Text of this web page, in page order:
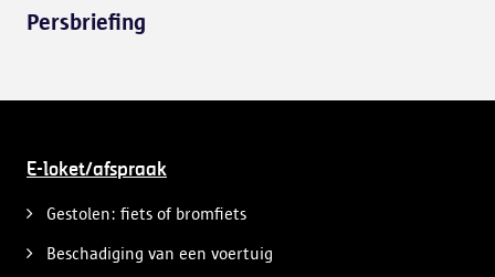
Persbriefing
E-loket/afspraak
Gestolen: fiets of bromfiets
Beschadiging van een voertuig